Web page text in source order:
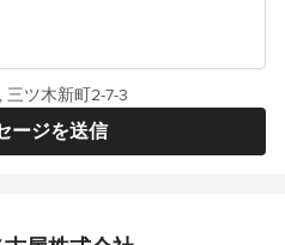
ージを送信
三ツ木新町2-7-3